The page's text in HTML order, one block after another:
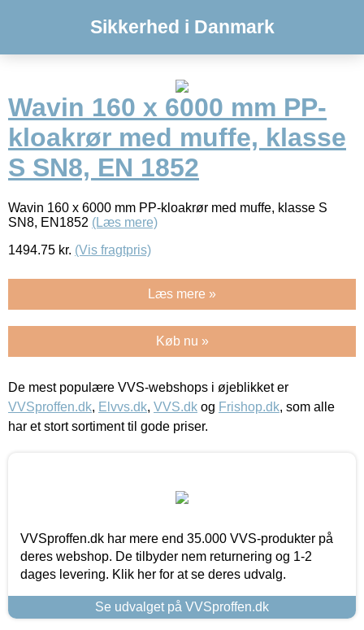
Sikkerhed i Danmark
Wavin 160 x 6000 mm PP-
kloakrør med muffe, klasse
S SN8, EN 1852
Wavin 160 x 6000 mm PP-kloakrør med muffe, klasse S
SN8, EN1852 (Læs mere)
1494.75 kr. (Vis fragtpris)
Læs mere »
Køb nu »
De mest populære VVS-webshops i øjeblikket er
VVSproffen.dk, Elvvs.dk, VVS.dk og Frishop.dk, som alle
har et stort sortiment til gode priser.
VVSproffen.dk har mere end 35.000 VVS-produkter på
deres webshop. De tilbyder nem returnering og 1-2
dages levering. Klik her for at se deres udvalg.
Se udvalget på VVSproffen.dk